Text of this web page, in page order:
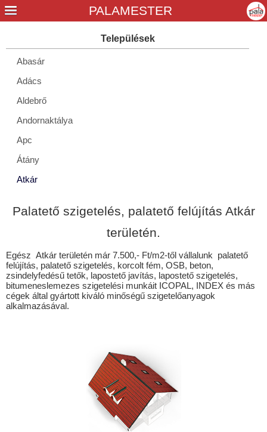
Abasár
Adács
Aldebrő
Andornaktálya
Apc
Átány
Atkár
Bátor
Bélapátfalva
Besenyőtelek
Bocfölde
Palatető szigetelés, palatető felújítás Atkár
területén.
Egész Atkár területén már 7.500,- Ft/m2-től vállalunk palatető
felújítás, palatető szigetelés, korcolt fém, OSB, beton,
zsindelyfedésű tetők, lapostető javítás, lapostető szigetelés,
bitumeneslemezes szigetelési munkáit ICOPAL, INDEX és más
cégek által gyártott kiváló minőségű szigetelőanyagok
alkalmazásával.